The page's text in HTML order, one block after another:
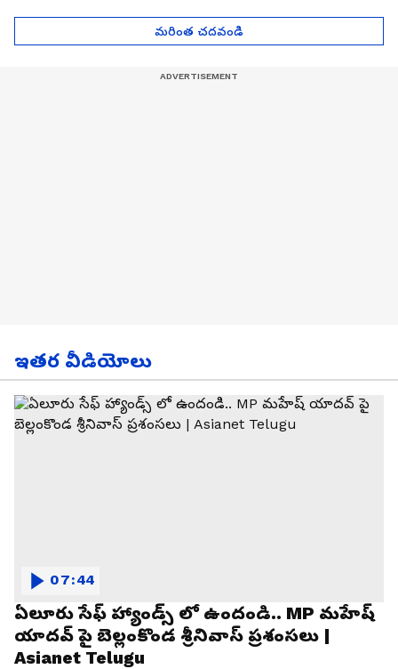
మరింత చదవండి
ఇతర వీడియోలు
ఏలూరు సేఫ్ హ్యాండ్స్ లో ఉందండి.. MP మహేష్
యాదవ్ పై బెల్లంకొండ శ్రీనివాస్ ప్రశంసలు |
Asianet Telugu
07:44